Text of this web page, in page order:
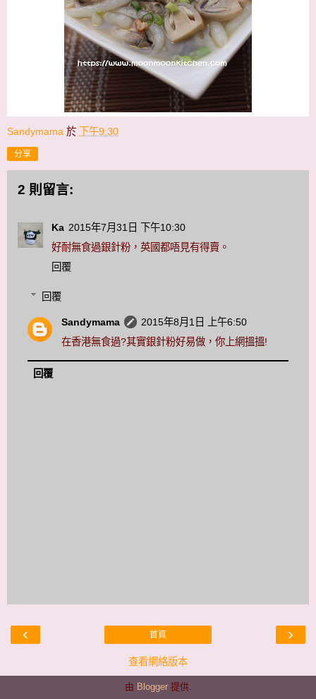
Sandymama 於 下午9:30
分享
2 則留言:
Ka 2015年7月31日 下午10:30
好耐無食過銀針粉，英國都唔見有得賣。
回覆
回覆
Sandymama
2015年8月1日 上午6:50
在香港無食過?其實銀針粉好易做，你上網搵搵!
回覆
‹ ›
首頁
查看網絡版本
由 Blogger提供.